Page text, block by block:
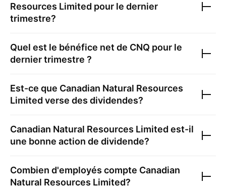
Resources Limited pour le dernier
trimestre?
Quel est le bénéfice net de CNQ pour le
dernier trimestre ?
Est-ce que Canadian Natural Resources
Limited verse des dividendes?
Canadian Natural Resources Limited est-il
une bonne action de dividende?
Combien d'employés compte Canadian
Natural Resources Limited?